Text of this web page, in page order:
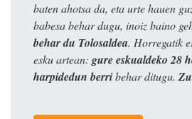
baten ahotsa da, eta urte hauen
babesa behar dugu, inoiz baino
behar du Tolosaldea. Horregatik
esku artean: gure eskualdeko 28
harpidedun berribehar ditugu.